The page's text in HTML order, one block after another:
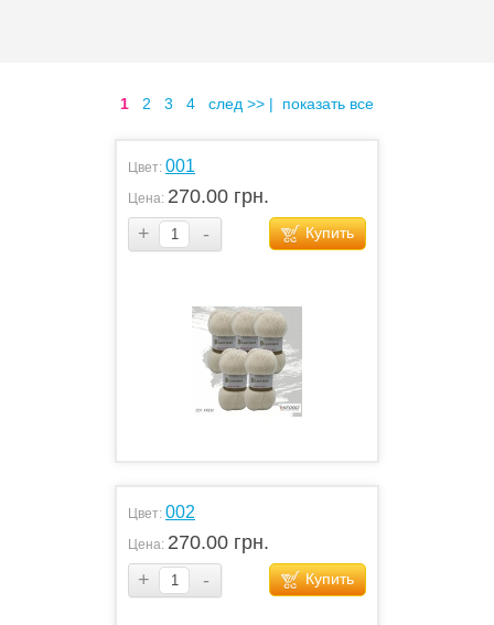
1 2 3 4 след >> | показать все
Цвет: 001
Цена: 270.00 грн.
+
- Купить
Цвет: 002
Цена: 270.00 грн.
+
- Купить